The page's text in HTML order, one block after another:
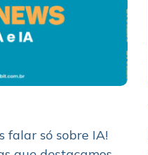
falar só sobre IA!